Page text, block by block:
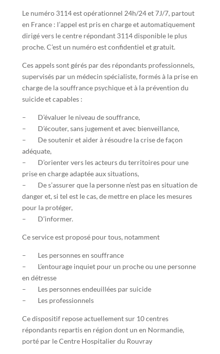
Le numéro 3114 est opérationnel 24h/24 et 7J/7, partout
en France : l’appel est pris en charge et automatiquement
dirigé vers le centre répondant 3114 disponible le plus
proche. C’est un numéro est confidentiel et gratuit.
Ces appels sont gérés par des répondants professionnels,
supervisés par un médecin spécialiste, formés à la prise en
charge de la souffrance psychique et à la prévention du
suicide et capables :
– D’évaluer le niveau de souffrance,
– D’écouter, sans jugement et avec bienveillance,
– De soutenir et aider à résoudre la crise de façon
adéquate,
– D’orienter vers les acteurs du territoires pour une
prise en charge adaptée aux situations,
– De s’assurer que la personne n’est pas en situation de
danger et, si tel est le cas, de mettre en place les mesures
pour la protéger,
– D’informer.
Ce service est proposé pour tous, notamment
– Les personnes en souffrance
– L’entourage inquiet pour un proche ou une personne
en détresse
– Les personnes endeuillées par suicide
– Les professionnels
Ce dispositif repose actuellement sur 10 centres
répondants repartis en région dont un en Normandie,
porté par le Centre Hospitalier du Rouvray